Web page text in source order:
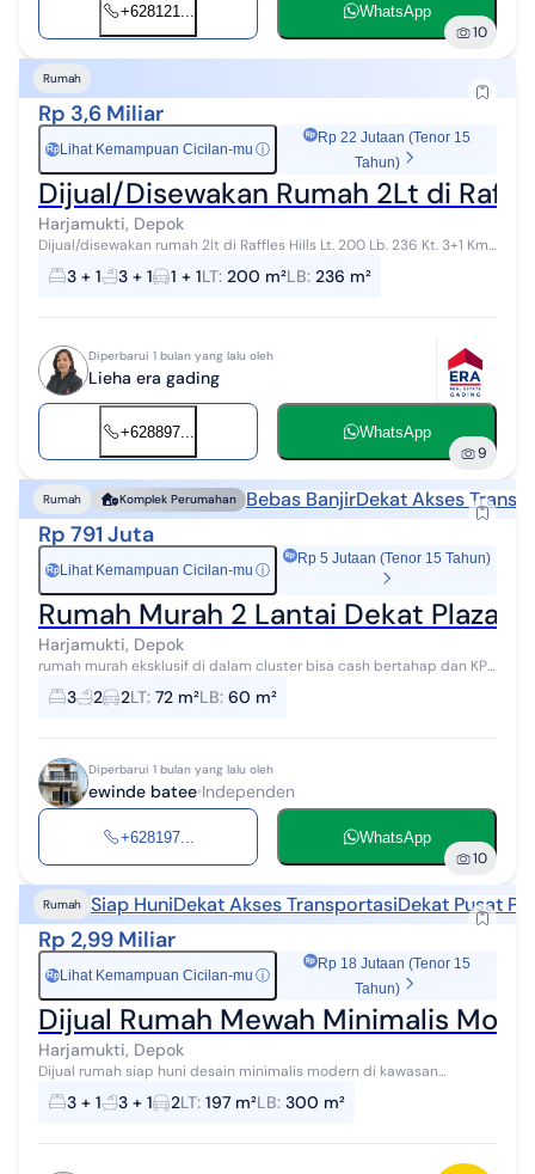
+628121... WhatsApp
10
Rumah
Rp 3,6 Miliar
Rp Lihat Kemampuan Cicilan-mu ⓘ
Rp 22 Jutaan (Tenor 15
Tahun)
Dijual/Disewakan Rumah 2Lt di
Harjamukti, Depok
Dijual/disewakan rumah 2lt di Raffles Hills Lt. 200 Lb. 236 Kt. 3+1 Km.
3+1 Jetpum+toren Listrik 3500 Harga jual 3,6M(nego) Harga sewa
90jt/th
3 + 1 3 + 1 1 + 1LT: 200 m²LB: 236 m²
Diperbarui 1 bulan yang lalu oleh
Lieha era gading
+628897... WhatsApp
9
Rumah Komplek Perumahan Bebas BanjirDekat Akses
Rp 791 Juta
Rp Lihat Kemampuan Cicilan-mu ⓘ
Rp 5 Jutaan (Tenor 15 Tahun)
Rumah Murah 2 Lantai Dekat Plaza
Harjamukti, Depok
rumah murah eksklusif di dalam cluster bisa cash bertahap dan KPR
bank denah ruangan bisa custom lokasi di dekat citra grand
cibubur spesifikas...
3 2 2LT: 72 m²LB: 60 m²
Diperbarui 1 bulan yang lalu oleh
ewinde batee Independen
+628197... WhatsApp
10
Rumah Siap HuniDekat Akses TransportasiDekat Pusat
Rp 2,99 Miliar
Rp Lihat Kemampuan Cicilan-mu ⓘ
Rp 18 Jutaan (Tenor 15
Tahun)
Dijual Rumah Mewah Minimalis
Harjamukti, Depok
Dijual rumah siap huni desain minimalis modern di kawasan
premium Cibubur Garden, Cimanggis - Harjamukti, Depok. Lokasi
sangat strategis, lingkunga...
3 + 1 3 + 1 2LT: 197 m²LB: 300 m²